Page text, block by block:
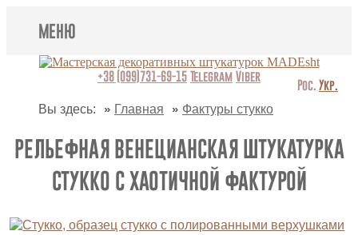
МЕНЮ
Lincrusta
Виды штукатурок
Поклейка обоев
+38 (099)731-69-15TelegramViber
Вы здесь: Главная Фактуры стукко
РЕЛЬЕФНАЯ ВЕНЕЦИАНСКАЯ ШТУКАТУРКА
СТУККО С ХАОТИЧНОЙ ФАКТУРОЙ
Рос.Укр.